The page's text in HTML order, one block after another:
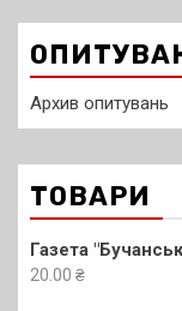
Архив опитувань
ТОВАРИ
Газета
20.00 ₴